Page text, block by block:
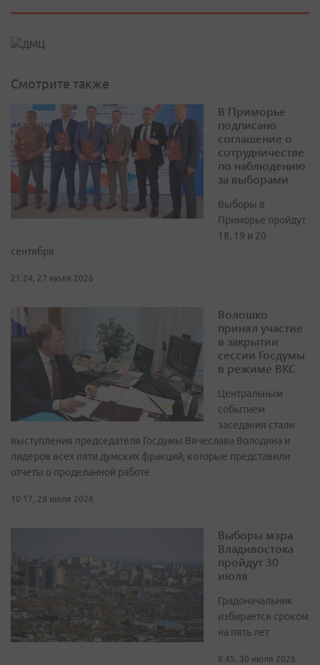
Смотрите также
В Приморье
подписано
соглашение о
сотрудничестве
по наблюдению
за выборами
Выборы в
Приморье пройдут
18, 19 и 20
сентября
21:24, 27 июля 2026
Волошко
принял участие
в закрытии
сессии Госдумы
в режиме ВКС
Центральным
событием
заседания стали
выступления председателя Госдумы Вячеслава Володина и
лидеров всех пяти думских фракций, которые представили
отчеты о проделанной работе
10:17, 28 июля 2026
Выборы мэра
Владивостока
пройдут 30
июля
Градоначальник
избирается сроком
на пять лет
8:45, 30 июля 2026